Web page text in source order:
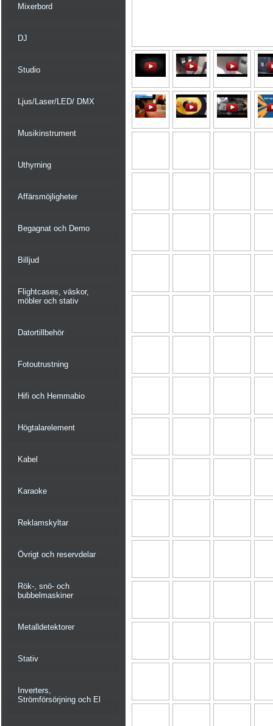
Mixerbord
DJ
Studio
Ljus/Laser/LED/ DMX
Musikinstrument
Uthyrning
Affärsmöjligheter
Begagnat och Demo
Billjud
Flightcases, väskor,
möbler och stativ
Datortillbehör
Fotoutrustning
Hifi och Hemmabio
Högtalarelement
Kabel
Karaoke
Reklamskyltar
Övrigt och reservdelar
Rök-, snö- och
bubbelmaskiner
Metalldetektorer
Stativ
Inverters,
Strömförsörjning och El